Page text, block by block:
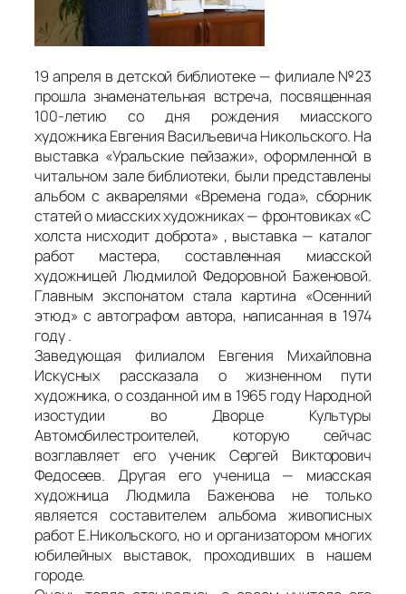
19 апреля в детской библиотеке — филиале №23
прошла знаменательная встреча, посвященная
100-летию со дня рождения миасского
художника Евгения Васильевича Никольского. На
выставка «Уральские пейзажи», оформленной в
читальном зале библиотеки, были представлены
альбом с акварелями «Времена года», сборник
статей о миасских художниках — фронтовиках «С
холста нисходит доброта» , выставка — каталог
работ мастера, составленная миасской
художницей Людмилой Федоровной Баженовой.
Главным экспонатом стала картина «Осенний
этюд» с автографом автора, написанная в 1974
году .
Заведующая филиалом Евгения Михайловна
Искусных рассказала о жизненном пути
художника, о созданной им в 1965 году Народной
изостудии во Дворце Культуры
Автомобилестроителей, которую сейчас
возглавляет его ученик Сергей Викторович
Федосеев. Другая его ученица — миасская
художница Людмила Баженова не только
является составителем альбома живописных
работ Е.Никольского, но и организатором многих
юбилейных выставок, проходивших в нашем
городе.